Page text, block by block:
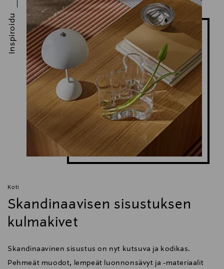
Automaattisammutustoiminto 2 min.
Valmistettu 54-prosenttisesti kierrätetystä muovista
Irrotettavan vesisäiliön tilavuus: 1,1 L
Käytettyjen kahvikapseleiden säiliö: 10 pientä kapselia tai
6 isoa kapselia
Säädettävä kuppi-/tippa-alusta
Täysin kierrätettävä myyntipakkaus sisältää 12 kapselin
maistelupakkauksen
Teho: 1500 W
Kapselikeittimen mitat (LxSxK): 14,2 x 42,9 x 31,4 cm
Aeroccinon mitat (LxSxK): 9 x 9 x 19 cm (korkeus 17 cm
ilman alustaa).
Paino: 4,5 kg
Virtajohdon pituus: 75 cm
Koti
Skandinaavisen sisustuksen
kulmakivet
Skandinaavinen sisustus on nyt kutsuva ja kodikas.
Pehmeät muodot, lempeät luonnonsävyt ja -materiaalit
Inspiroidu